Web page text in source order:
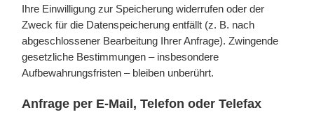
Ihre Einwilligung zur Speicherung widerrufen oder der
Zweck für die Datenspeicherung entfällt (z. B. nach
abgeschlossener Bearbeitung Ihrer Anfrage). Zwingende
gesetzliche Bestimmungen – insbesondere
Aufbewahrungsfristen – bleiben unberührt.
Anfrage per E-Mail, Telefon oder Telefax